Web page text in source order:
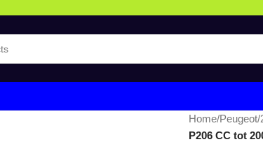
Home/Peugeot/
P206 CC tot